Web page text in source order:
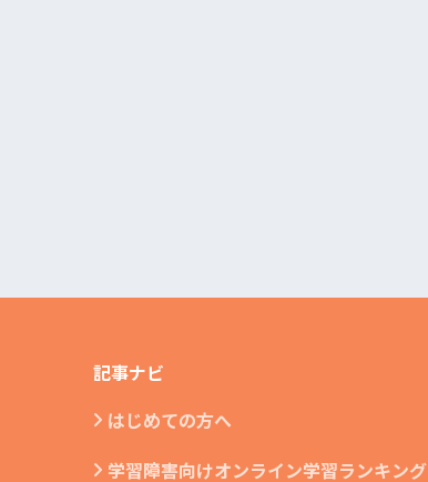
記事ナビ
はじめての方へ
学習障害向けオンライン学習ランキング